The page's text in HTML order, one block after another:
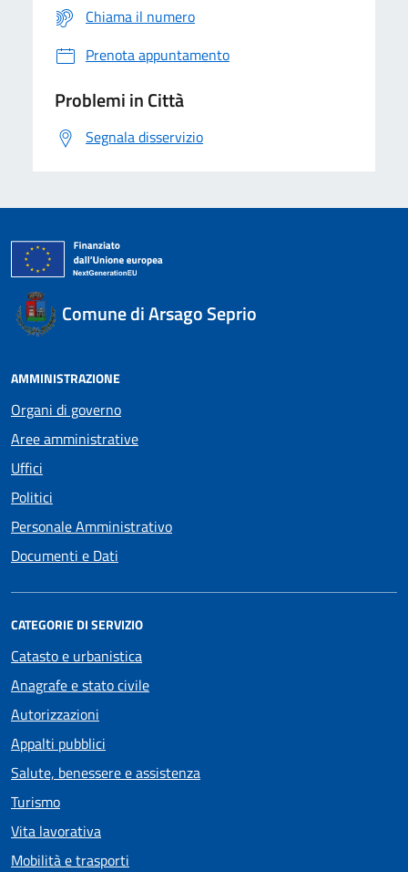
Chiama il numero
Prenota appuntamento
Problemi in Città
Segnala disservizio
Comune di Arsago Seprio
AMMINISTRAZIONE
Organi di governo
Aree amministrative
Uffici
Politici
Personale Amministrativo
Documenti e Dati
CATEGORIE DI SERVIZIO
Catasto e urbanistica
Anagrafe e stato civile
Autorizzazioni
Appalti pubblici
Salute, benessere e assistenza
Turismo
Vita lavorativa
Mobilità e trasporti